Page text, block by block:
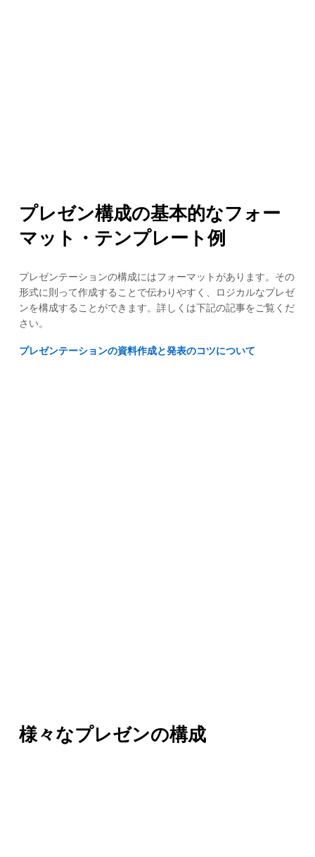
プレゼン構成の基本的なフォー
マット・テンプレート例
プレゼンテーションの構成にはフォーマットがあります。その
形式に則って作成することで伝わりやすく、ロジカルなプレゼ
ンを構成することができます。詳しくは下記の記事をご覧くだ
さい。
プレゼンテーションの資料作成と発表のコツについて
様々なプレゼンの構成